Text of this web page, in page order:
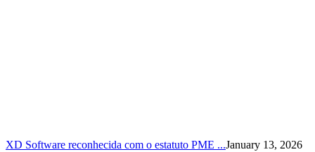
XD Software reconhecida com o estatuto PME ...January 13, 2026